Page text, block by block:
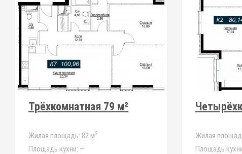
Трёхкомнатная 79 м²
Жилая площадь: 82 м2
Площадь кухни: —
Жилая
Площадь